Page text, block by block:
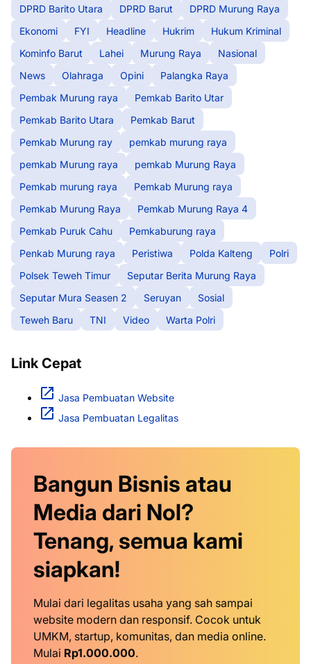
DPRD Barito Utara
DPRD Barut
DPRD Murung Raya
Ekonomi
FYI Headline Hukrim
Hukum Kriminal
Kominfo Barut
Lahei Murung Raya
Nasional
News
Olahraga Opini
Palangka Raya
Pembak Murung raya
Pemkab Barito Utar
Pemkab Barito Utara
Pemkab Barut
Pemkab Murung ray
pemkab murung raya
pemkab Murung raya
pemkab Murung Raya
Pemkab murung raya
Pemkab Murung raya
Pemkab Murung Raya
Pemkab Murung Raya 4
Pemkab Puruk Cahu
Pemkaburung raya
Penkab Murung raya
Peristiwa Polda Kalteng
Polri
Polsek Teweh Timur
Seputar Berita Murung Raya
Seputar Mura Seasen 2
Seruyan
Sosial
Teweh Baru
TNI Video Warta Polri
Link Cepat
Jasa Pembuatan Website
Jasa Pembuatan Legalitas
Bangun Bisnis atau
Media dari Nol?
Tenang, semua kami
siapkan!
Mulai dari legalitas usaha yang sah sampai
website modern dan responsif. Cocok untuk
UMKM, startup, komunitas, dan media online.
Mulai Rp1.000.000.